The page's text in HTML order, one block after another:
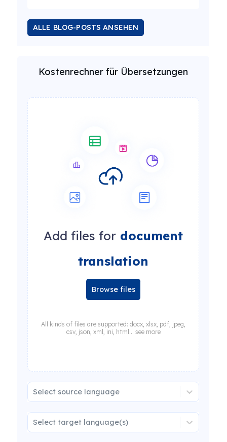
ALLE BLOG-POSTS ANSEHEN
Kostenrechner für Übersetzungen
Add files for document
translation
Browse files
All kinds of files are supported: docx, xlsx, pdf, jpeg,
csv, json, xml, ini, html... see more
Select source language
Select target language(s)